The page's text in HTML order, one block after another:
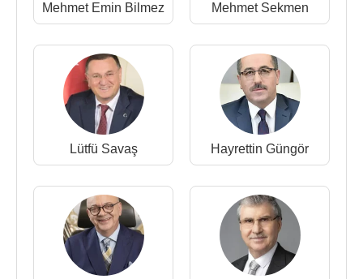
Mehmet Emin Bilmez Mehmet Sekmen
Lütfü Savaş Hayrettin Güngör